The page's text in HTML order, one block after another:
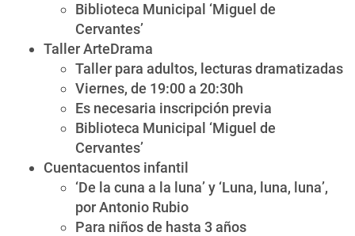
Biblioteca Municipal ‘Miguel de
Cervantes’
Taller ArteDrama
Taller para adultos, lecturas dramatizadas
Viernes, de 19:00 a 20:30h
Es necesaria inscripción previa
Biblioteca Municipal ‘Miguel de
Cervantes’
Cuentacuentos infantil
‘De la cuna a la luna’ y ‘Luna, luna, luna’,
por Antonio Rubio
Para niños de hasta 3 años